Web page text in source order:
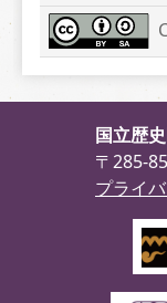
国立歴
〒285-
プライ